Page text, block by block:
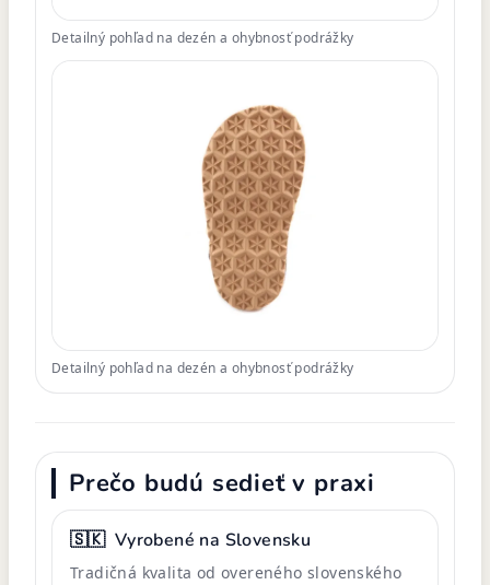
Detailný pohľad na dezén a ohybnosť podrážky
Detailný pohľad na dezén a ohybnosť podrážky
Prečo budú sedieť v praxi
🇸🇰 Vyrobené na Slovensku
Tradičná kvalita od overeného slovenského